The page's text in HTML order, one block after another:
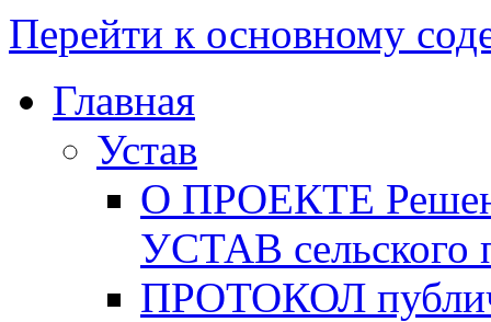
Перейти к основному
Главная
Устав
О ПРОЕКТЕ
УСТАВ сельского
ПРОТОКОЛ